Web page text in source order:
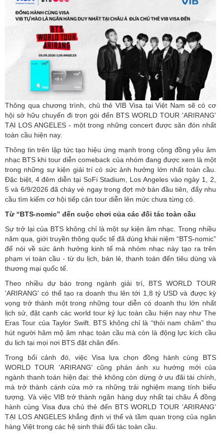
Thông qua chương trình, chủ thẻ VIB Visa tại Việt Nam sẽ có cơ
hội sở hữu chuyến đi trọn gói đến BTS WORLD TOUR 'ARIRANG'
TẠI LOS ANGELES - một trong những concert được săn đón nhất
toàn cầu hiện nay.
Thông tin trên lập tức tạo hiệu ứng mạnh trong cộng đồng yêu âm
nhạc BTS khi tour diễn comeback của nhóm đang được xem là một
trong những sự kiện giải trí có sức ảnh hưởng lớn nhất toàn cầu.
Đặc biệt, 4 đêm diễn tại SoFi Stadium, Los Angeles vào ngày 1, 2,
5 và 6/9/2026 đã cháy vé ngay trong đợt mở bán đầu tiên, đẩy nhu
cầu tìm kiếm cơ hội tiếp cận tour diễn lên mức chưa từng có.
Từ “BTS-nomic” đến cuộc chơi của các đối tác toàn cầu
Sự trở lại của BTS không chỉ là một sự kiện âm nhạc. Trong nhiều
năm qua, giới truyền thông quốc tế đã dùng khái niệm “BTS-nomic”
để nói về sức ảnh hưởng kinh tế mà nhóm nhạc này tạo ra trên
phạm vi toàn cầu - từ du lịch, bán lẻ, thanh toán đến tiêu dùng và
thương mại quốc tế.
Theo nhiều dự báo trong ngành giải trí, BTS WORLD TOUR
'ARIRANG' có thể tạo ra doanh thu lên tới 1,8 tỷ USD và được kỳ
vọng trở thành một trong những tour diễn có doanh thu lớn nhất
lịch sử, đặt cạnh các world tour kỷ lục toàn cầu hiện nay như The
Eras Tour của Taylor Swift. BTS không chỉ là “thỏi nam châm” thu
hút người hâm mộ âm nhạc toàn cầu mà còn là động lực kích cầu
du lịch tại mọi nơi BTS đặt chân đến.
Trong bối cảnh đó, việc Visa lựa chọn đồng hành cùng BTS
WORLD TOUR 'ARIRANG' cũng phản ánh xu hướng mới của
ngành thanh toán hiện đại: thẻ không còn dừng ở ưu đãi tài chính,
mà trở thành cánh cửa mở ra những trải nghiệm mang tính biểu
tượng. Và việc VIB trở thành ngân hàng duy nhất tại châu Á đồng
hành cùng Visa đưa chủ thẻ đến BTS WORLD TOUR 'ARIRANG'
TẠI LOS ANGELES khẳng định vị thế và tầm quan trọng của ngân
hàng Việt trong các hệ sinh thái đối tác toàn cầu.